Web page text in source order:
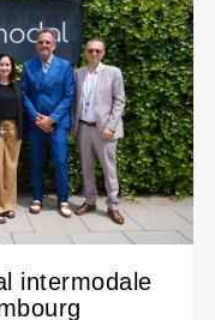
intermodale